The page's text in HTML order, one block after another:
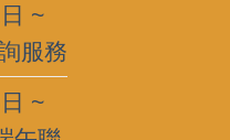
~
服務
~